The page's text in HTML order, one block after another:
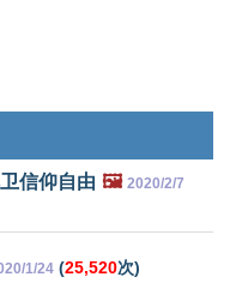
信仰自由 🖼️ 2020/2/7
1/24 (25,520次)